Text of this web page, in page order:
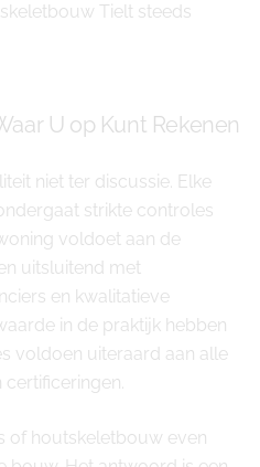
Tielt steeds
U op Kunt Rekenen
niet ter discussie. Elke
strikte controles
voldoet aan de
uitsluitend met
en kwalitatieve
in de praktijk hebben
voldoen uiteraard aan alle
of houtskeletbouw even